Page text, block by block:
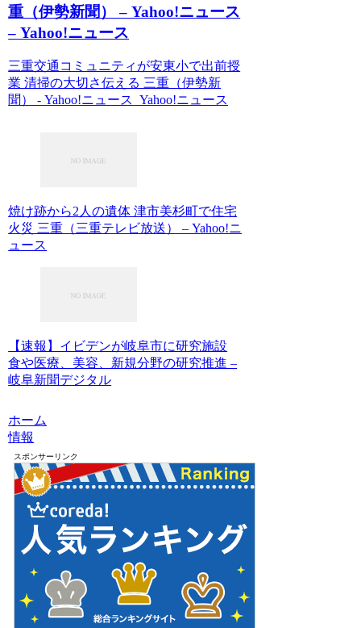
重（伊勢新聞） – Yahoo!ニュース
– Yahoo!ニュース
三重交通コミュニティが安東小で出前授
業 清掃の大切さ伝える 三重（伊勢新
聞） - Yahoo!ニュース Yahoo!ニュース
焼け跡から2人の遺体 津市美杉町で住宅
火災 三重（三重テレビ放送） – Yahoo!ニ
ュース
【速報】イビデンが岐阜市に研究施設
食や医療、美容、新規分野の研究推進 –
岐阜新聞デジタル
ホーム
情報
スポンサーリンク